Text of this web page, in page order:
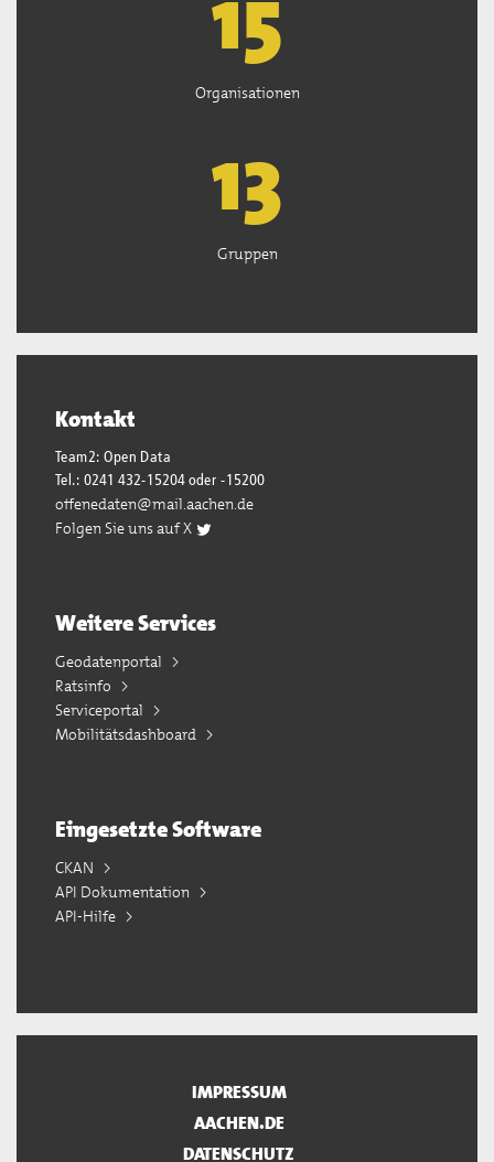
Organisationen
13
Gruppen
Kontakt
Team2: Open Data
Tel.: 0241 432-15204 oder -15200
offenedaten@mail.aachen.de
Folgen Sie uns auf X
Weitere Services
Geodatenportal
Ratsinfo
Serviceportal
Mobilitätsdashboard
Eingesetzte Software
CKAN
API Dokumentation
API-Hilfe
IMPRESSUM
AACHEN.DE
DATENSCHUTZ